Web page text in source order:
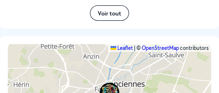
Voir tout
Leaflet ©OpenStreetMapcontributors